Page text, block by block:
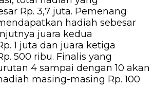
Rp. 3,7 juta. Pemenang
hadiah sebesar
juara kedua
1 juta dan juara ketiga
500 ribu. Finalis yang
4 sampai dengan 10 akan
masing-masing Rp. 100